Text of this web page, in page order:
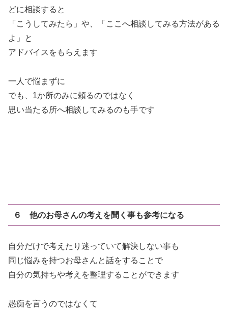
どに相談すると
「こうしてみたら」や、「ここへ相談してみる方法がある
よ」と
アドバイスをもらえます
一人で悩まずに
でも、1か所のみに頼るのではなく
思い当たる所へ相談してみるのも手です
６ 他のお母さんの考えを聞く事も参考になる
自分だけで考えたり迷っていて解決しない事も
同じ悩みを持つお母さんと話をすることで
自分の気持ちや考えを整理することができます
愚痴を言うのではなくて